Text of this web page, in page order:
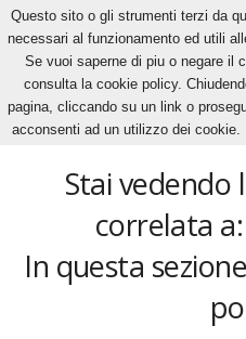
Home Tags Tennis tips
tennis tips
Stai vedendo
correlata
In questa
Questo sito o gli strumenti terzi da
necessari al funzionamento ed utili
Se vuoi saperne di piu o negare il
consulta la cookie policy.
pagina, cliccando su un link o
acconsenti ad un utilizzo dei cookie.